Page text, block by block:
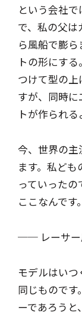
という会社
で、私の父
ら風船で膨
トの形にす
つけて型の
すが、同時
トが作られる
今、世界の主
ます。私ど
っていったの
ここなんです。
── レーサー
モデルはい
同じもので
ーであろう